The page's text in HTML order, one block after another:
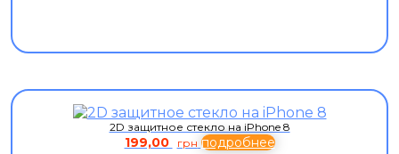
2D защитное стекло на iPhone 8
199,00 грн подробнее